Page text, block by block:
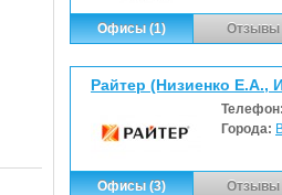
Офисы (1) Отзывы
Райтер (Низиенко Е.А.,
Города:
Офисы (3) Отзывы